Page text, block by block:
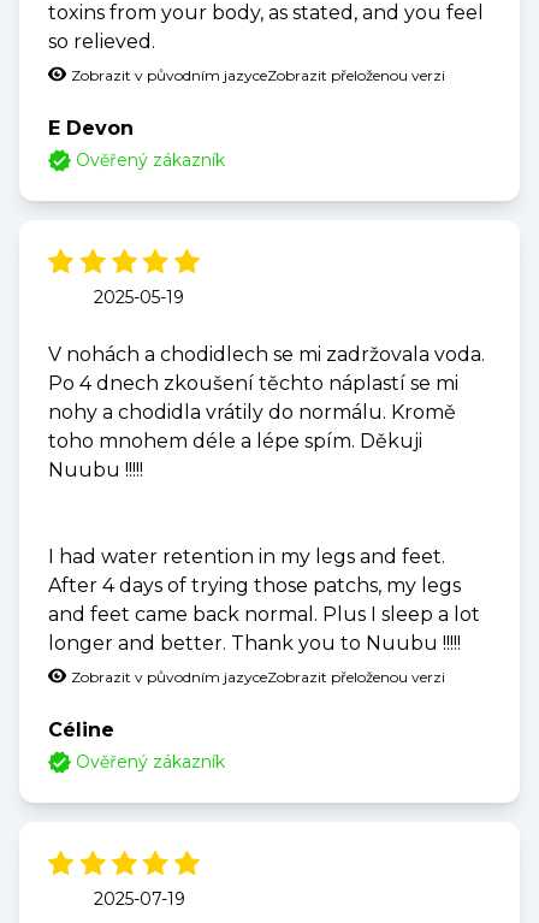
toxins from your body, as stated, and you feel
so relieved.
Zobrazit v původním jazyceZobrazit přeloženou verzi
E Devon
Ověřený zákazník
2025-05-19
V nohách a chodidlech se mi zadržovala voda.
Po 4 dnech zkoušení těchto náplastí se mi
nohy a chodidla vrátily do normálu. Kromě
toho mnohem déle a lépe spím. Děkuji
Nuubu !!!!!
I had water retention in my legs and feet.
After 4 days of trying those patchs, my legs
and feet came back normal. Plus I sleep a lot
longer and better. Thank you to Nuubu !!!!!
Zobrazit v původním jazyceZobrazit přeloženou verzi
Céline
Ověřený zákazník
2025-07-19